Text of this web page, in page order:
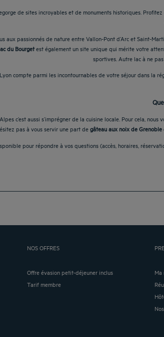
de sites incroyables et de monuments historiques.
aux passionnés de nature entre Vallon-Pont d’Arc et Saint-
du Bourgetest également un site unique qui mérite votre
sportives. Autre lac à ne
compte parmi les incontournables de votre séjour dans la
c’est aussi s’imprégner de la cuisine locale. Pour cela,
pas à vous servir une part degâteau aux noix de Grenoble
pour répondre à vos questions (accès, horaires,
NOS OFFRES
Offre évasion petit-déjeuner inclus
Tarif membre